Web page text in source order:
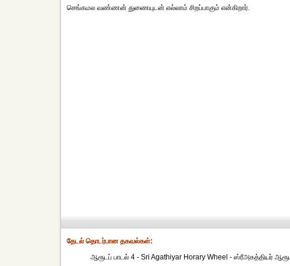
செங்கமல வண்ணன் துணையுடன் எல்லாம் சிறப்பாகும் என்கிறார்.
தேட‌ல் தொட‌ர்பான தகவ‌ல்க‌ள்:
ஆரூடப் பாடல் 4 - Sri Agathiyar Horary Wheel - ஸ்ரீஅகத்தியர்